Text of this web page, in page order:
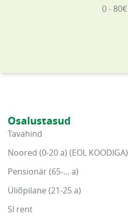
0 - 80€
Osalustasud
Tavahind
Noored (0-20 a) (EOL KOODIGA)
Pensionär (65-... a)
Üliõpilane (21-25 a)
SI rent